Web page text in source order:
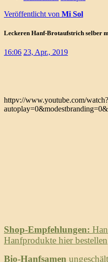
Veröffentlicht von Mi Sol
Leckeren Hanf-Brotaufstrich selber
16:06 23, Apr., 2019
httpv://www.youtube.com/
Shop-Empfehlungen:
Hanfprodukte hier bestellen
Bio-Hanfsamen